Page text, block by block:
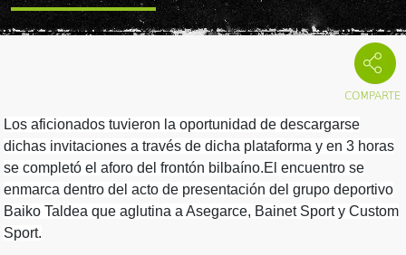
Los aficionados tuvieron la oportunidad de descargarse
dichas invitaciones a través de dicha plataforma y en 3 horas
se completó el aforo del frontón bilbaíno.El encuentro se
enmarca dentro del acto de presentación del grupo deportivo
Baiko Taldea que aglutina a Asegarce, Bainet Sport y Custom
Sport.